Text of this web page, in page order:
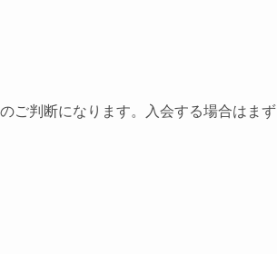
ご判断になります。入会する場合はまず